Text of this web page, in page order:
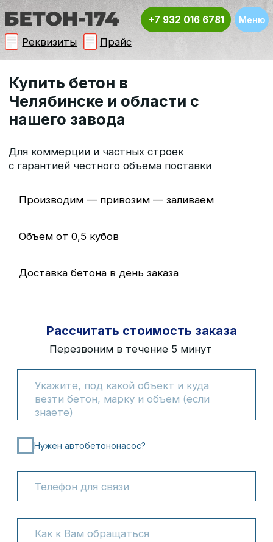
+7 932 016 6781
Реквизиты
Для коммерции и частных строек
с гарантией честного объема поставки
Купить бетон в
нашего завода
Доставка бетона в день заказа
Объем от 0,5 кубов
Рассчитать стоимость заказа
Даю согласиена обработку своих персональных
данных и соглашаюсь с
Рассчитать